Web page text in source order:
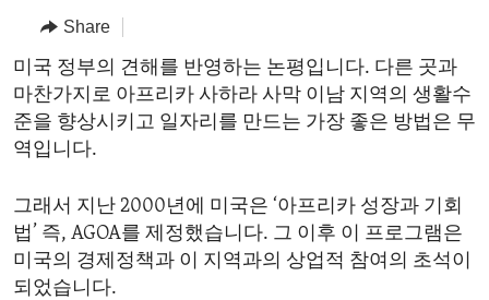
Navigation
Skip
to
Search
AFRICA
AMERICAS
ASIA
EUROPE
TOPICS
HUMAN RIGHTS
SECURITY AND DEFENSE
AID AND DEVELOPMENT
ECONOMY AND TRADE
ENVIRONMENT AND HEALTH
ARCHIVE
ABOUT US
Share
미국 정부의 견해를 반영하는 논평입니다. 다른 곳과
마찬가지로 아프리카 사하라 사막 이남 지역의 생활수
준을 향상시키고 일자리를 만드는 가장 좋은 방법은 무
역입니다.
그래서 지난 2000년에 미국은 ‘아프리카 성장과 기회
법’ 즉, AGOA를 제정했습니다. 그 이후 이 프로그램은
미국의 경제정책과 이 지역과의 상업적 참여의 초석이
되었습니다.